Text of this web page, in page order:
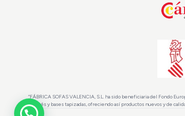
“FÁBRICA SOFAS VALENCIA, S.L. ha sido beneficiaria del Fondo
canapés y bases tapizadas, ofreciendo así productos nuevos y de